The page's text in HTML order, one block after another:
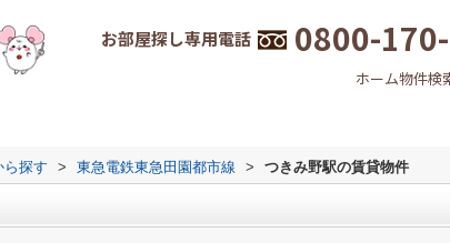
お部屋探し専用電話 0800-
ホーム物件検
ら探す > 東急電鉄東急田園都市線 > つきみ野駅の賃貸物件